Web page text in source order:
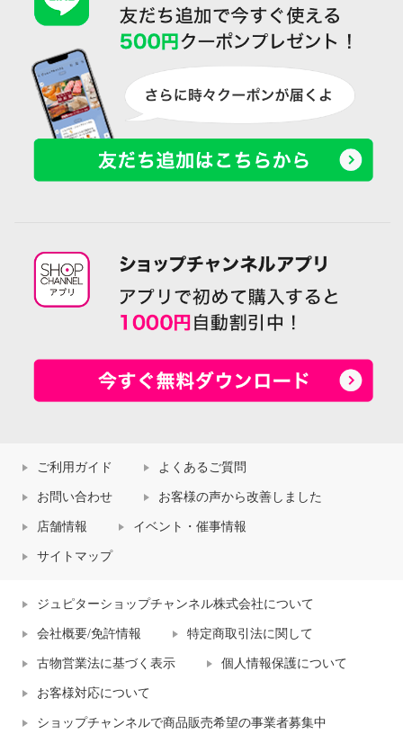
ご利用ガイド よくあるご質問
お問い合わせ お客様の声から改善しました
店舗情報 イベント・催事情報
サイトマップ
ジュピターショップチャンネル株式会社について
会社概要/免許情報 特定商取引法に関して
古物営業法に基づく表示 個人情報保護について
お客様対応について
ショップチャンネルで商品販売希望の事業者募集中